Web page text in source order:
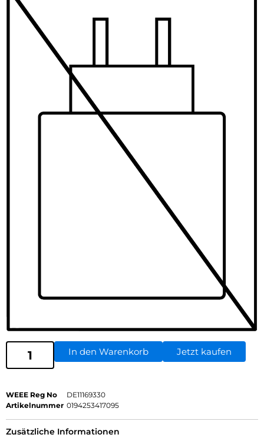
In den Warenkorb Jetzt kaufen
WEEE Reg No
DE11169330
Artikelnummer 0194253417095
Zusätzliche Informationen